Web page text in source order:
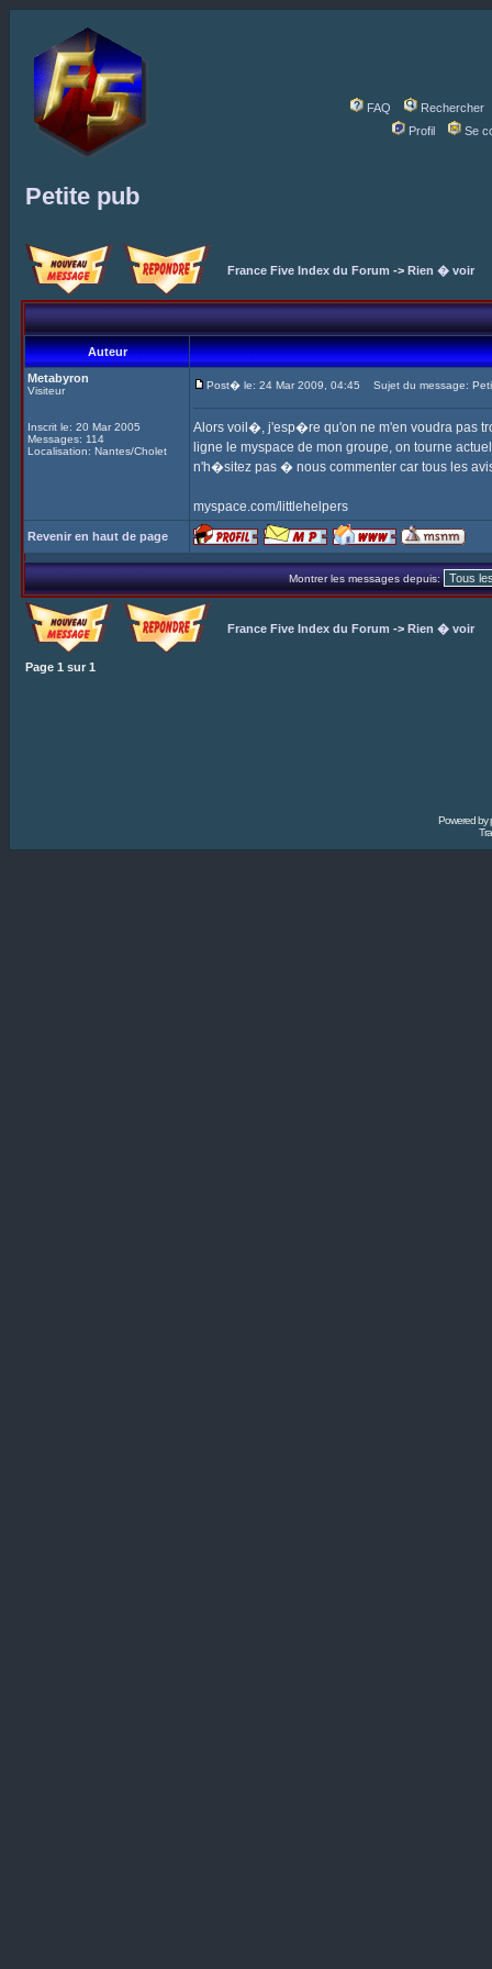
FAQ
Rechercher
Profil
Se
Petite pub
France Five Index du Forum -> Rien � voir
Auteur
Metabyron
Visiteur
Inscrit le: 20 Mar 2005
Messages: 114
Localisation: Nantes/Cholet
Post� le: 24 Mar 2009, 04:45 Sujet du message:
Alors voil�, j'esp�re qu'on ne m'en voudra pas
ligne le myspace de mon groupe, on tourne
n'h�sitez pas � nous commenter car tous les
myspace.com/littlehelpers
Revenir en haut de page
Montrer les messages depuis:
France Five Index du Forum -> Rien � voir
Page 1 sur 1
Powered by